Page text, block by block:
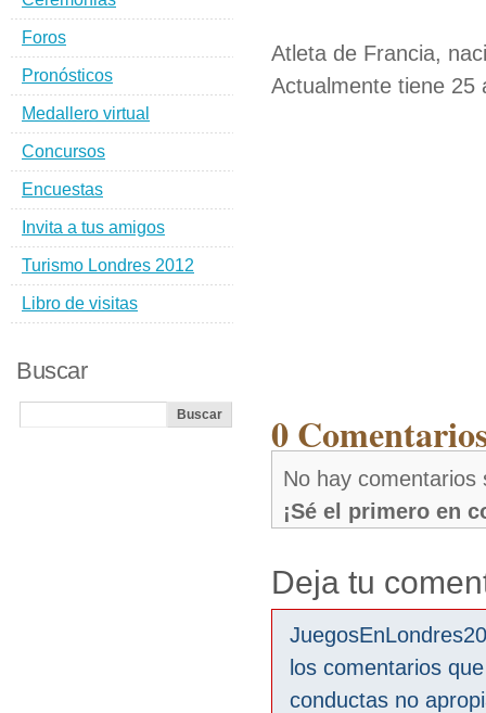
Atleta de Francia,
Actualmente tiene 25
0
No hay comentarios
¡Sé el primero en
Deja tu
los comentarios
conductas no
Foros
Pronósticos
Medallero virtual
Concursos
Encuestas
Invita a tus amigos
Turismo Londres 2012
Libro de visitas
Buscar